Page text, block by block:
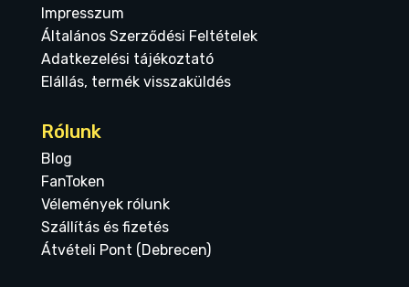
Impresszum
Általános Szerződési Feltételek
Adatkezelési tájékoztató
Elállás, termék visszaküldés
Rólunk
Blog
FanToken
Vélemények rólunk
Szállítás és fizetés
Átvételi Pont (Debrecen)